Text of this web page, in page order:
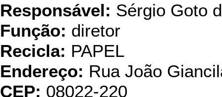
Responsável: Sérgio Goto
Função: diretor
Recicla: PAPEL
Endereço: Rua João
CEP: 08022-220